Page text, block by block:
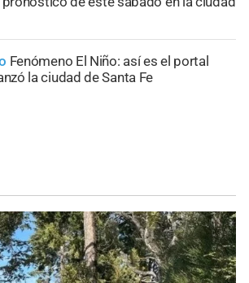
Fenómeno El Niño: así es el portal
la ciudad de Santa Fe